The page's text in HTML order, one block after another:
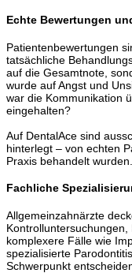
Echte Bewertungen
Patientenbewertungen
tatsächliche
auf die Gesamtnote,
wurde auf Angst und
war die Kommunikation
eingehalten?
Auf DentalAce sind
hinterlegt – von echten
Praxis behandelt wurden.
Fachliche
Allgemeinzahnärzte
komplexere Fälle wie
spezialisierte
Schwerpunkt